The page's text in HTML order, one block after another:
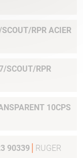
CHARGEUR 308W 5CPS KM77/SCOUT/RPR ACIER
10CPS
90339 RUGER